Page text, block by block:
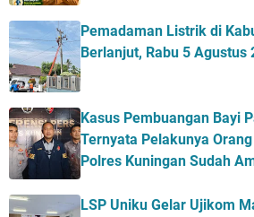
Pemadaman Listrik di
Berlanjut, Rabu 5 Agustus
Kasus Pembuangan Bayi
Ternyata Pelakunya
Polres Kuningan Sudah
LSP Uniku Gelar Ujikom